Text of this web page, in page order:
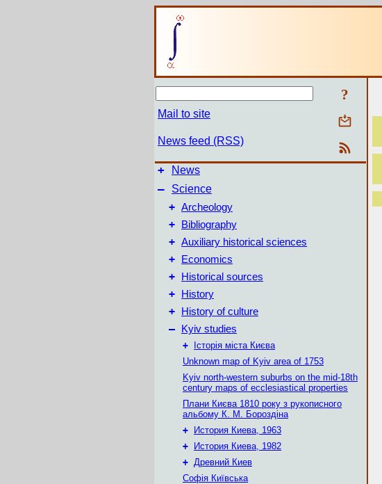
?
Mail to site
News feed (RSS)
+ News
–
Science
+ Archeology
+ Bibliography
+ Auxiliary historical sciences
+ Economics
+ Historical sources
+ History
+ History of culture
– Kyiv studies
+
Історія міста Києва
Unknown map of Kyiv area of 1753
Kyiv north-western suburbs on the mid-18th
century maps of ecclesiastical properties
Плани Києва 1810 року з рукописного
альбому К. М. Бороздіна
+
История Киева, 1963
+
История Киева, 1982
+ Древний Киев
Софія Київська